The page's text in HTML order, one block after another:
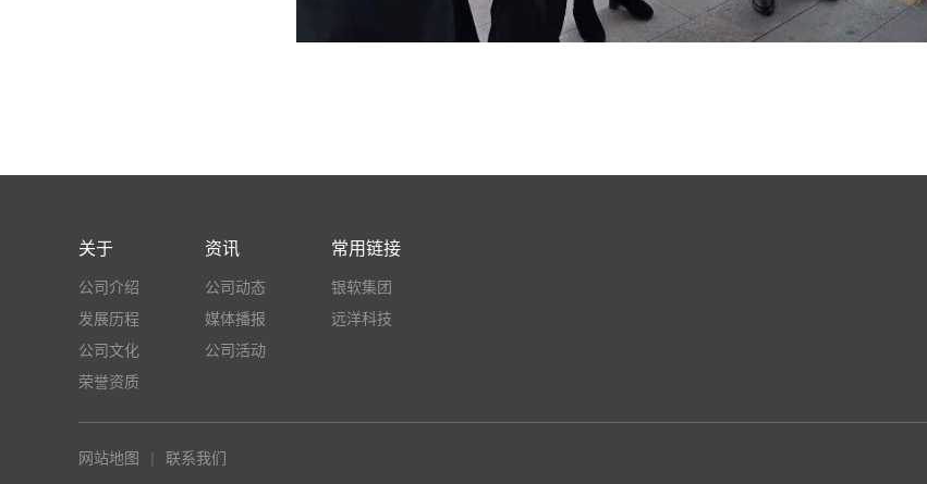
关于
公司介绍
发展历程
公司文化
荣誉资质
资讯
公司动态
媒体播报
公司活动
常用链接
银软集团
远洋科技
网站地图 | 联系我们